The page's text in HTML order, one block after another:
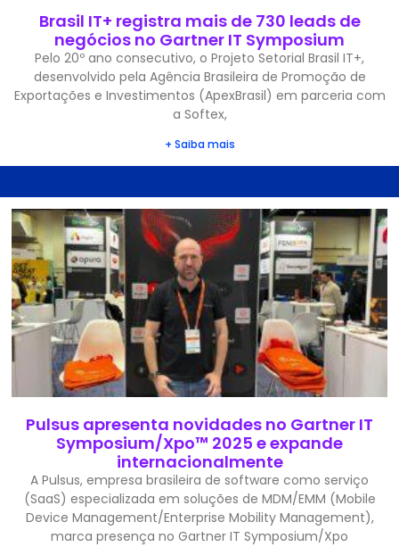
Brasil IT+ registra mais de 730 leads de
negócios no Gartner IT Symposium
Pelo 20º ano consecutivo, o Projeto Setorial Brasil IT+,
desenvolvido pela Agência Brasileira de Promoção de
Exportações e Investimentos (ApexBrasil) em parceria com
a Softex,
+ Saiba mais
Pulsus apresenta novidades no Gartner IT
Symposium/Xpo™ 2025 e expande
internacionalmente
A Pulsus, empresa brasileira de software como serviço
(SaaS) especializada em soluções de MDM/EMM (Mobile
Device Management/Enterprise Mobility Management),
marca presença no Gartner IT Symposium/Xpo